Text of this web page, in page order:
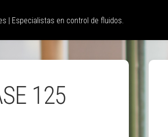
| Especialistas en control de fluidos.
125